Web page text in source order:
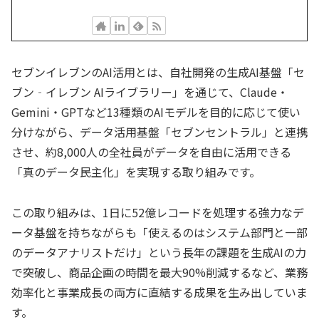
セブンイレブンのAI活用とは、自社開発の生成AI基盤「セ
ブン‐イレブン AIライブラリー」を通じて、Claude・
Gemini・GPTなど13種類のAIモデルを目的に応じて使い
分けながら、データ活用基盤「セブンセントラル」と連携
させ、約8,000人の全社員がデータを自由に活用できる
「真のデータ民主化」を実現する取り組みです。
この取り組みは、1日に52億レコードを処理する強力なデ
ータ基盤を持ちながらも「使えるのはシステム部門と一部
のデータアナリストだけ」という長年の課題を生成AIの力
で突破し、商品企画の時間を最大90%削減するなど、業務
効率化と事業成長の両方に直結する成果を生み出していま
す。